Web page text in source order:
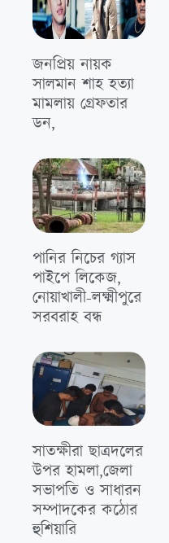
জনপ্রিয় নায়ক
সালমান শাহ হত্যা
মামলায় গ্রেফতার
ডন,
পানির নিচের গ্যাস
পাইপে লিকেজ,
নোয়াখালী-লক্ষ্মীপুরে
সরবরাহ বন্ধ
সাতক্ষীরা ছাত্রদলের
উপর হামলা,জেলা
সভাপতি ও সাধারন
সম্পাদকের কঠোর
হুশিয়ারি